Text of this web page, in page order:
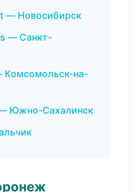
— Новосибирск
— Санкт-
Комсомольск-на-
Южно-Сахалинск